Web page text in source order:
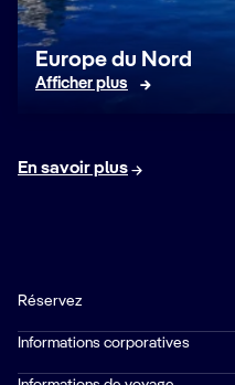
Europe du Nord
Afficher plus
En savoir plus
Réservez
Informations corporatives